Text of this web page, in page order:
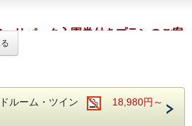
リパーク入園券付きプランのご案
リー様におすすめするお得な宿泊プランです♪
ルーム・ツイン
18,980円～